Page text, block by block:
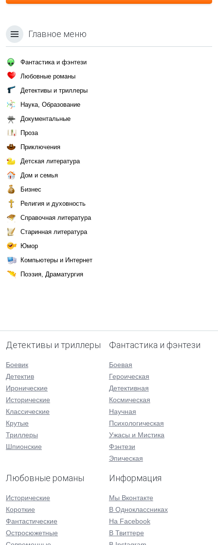
Главное меню
Фантастика и фэнтези
Любовные романы
Детективы и триллеры
Наука, Образование
Документальные
Проза
Приключения
Детская литература
Дом и семья
Бизнес
Религия и духовность
Справочная литература
Старинная литература
Юмор
Компьютеры и Интернет
Поэзия, Драматургия
Детективы и триллеры
Боевик
Детектив
Иронические
Исторические
Классические
Крутые
Триллеры
Шпионские
Фантастика и фэнтези
Боевая
Героическая
Детективная
Космическая
Научная
Психологическая
Ужасы и Мистика
Фэнтези
Эпическая
Любовные романы
Исторические
Короткие
Фантастические
Остросюжетные
Информация
Мы Вконтакте
В Одноклассниках
На Facebook
В Твиттере